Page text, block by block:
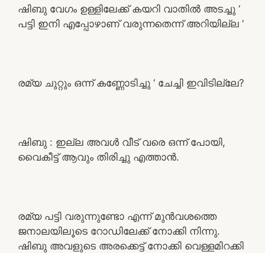
ഷിബു വേഗം ഉള്ളിലേക്ക് കയറി വാതിൽ അടച്ചു ‘
പട്ടി ഇനി എപ്പോഴാണ് വരുന്നതെന്ന് അറിയില്ല ‘
രമ്യ ചുറ്റും ഒന്ന് കണ്ണോടിച്ചു ‘ ചേച്ചി ഇവിടില്ലേ?
ഷിബു : ഇല്ല അവൾ വീട് വരെ ഒന്ന് പോയി,
വൈകീട്ട് ആവും തിരിച്ചു എത്താൻ.
രമ്യ പട്ടി വരുന്നുണ്ടോ എന്ന് മുൻവശത്തെ
ജനാലയിലൂടെ റോഡിലേക്ക് നോക്കി നിന്നു.
ഷിബു അവളുടെ അരക്കെട്ട് നോക്കി വെള്ളമിറക്കി